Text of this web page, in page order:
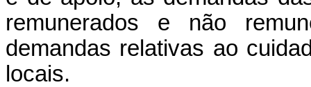
remunerados e não
demandas relativas ao
locais.